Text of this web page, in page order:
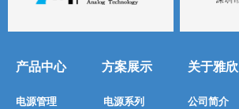
产品中心
电源管理
方案展示
电源系列
关于雅欣
公司简介